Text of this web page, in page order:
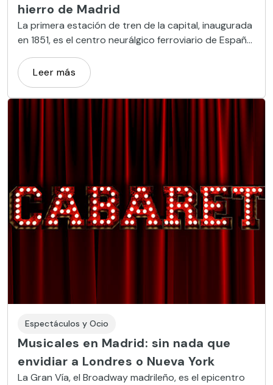
hierro de Madrid
La primera estación de tren de la capital, inaugurada
en 1851, es el centro neurálgico ferroviario de España
y destaca por su cubierta de finales del siglo XIX.
Leer más
Espectáculos y Ocio
Musicales en Madrid: sin nada que
envidiar a Londres o Nueva York
La Gran Vía, el Broadway madrileño, es el epicentro